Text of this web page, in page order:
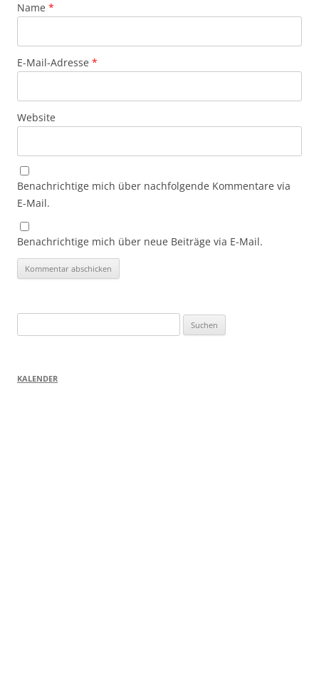
Name *
E-Mail-Adresse *
Website
Benachrichtige mich über nachfolgende Kommentare via
E-Mail.
Benachrichtige mich über neue Beiträge via E-Mail.
nach:
KALENDER